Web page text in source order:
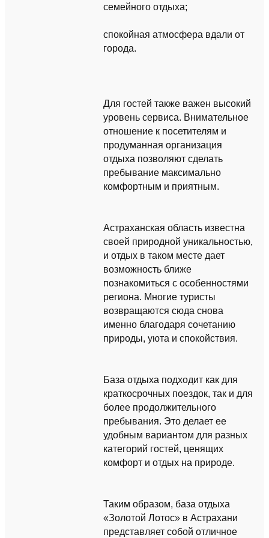
семейного отдыха;
спокойная атмосфера вдали от
города.
Для гостей также важен высокий
уровень сервиса. Внимательное
отношение к посетителям и
продуманная организация
отдыха позволяют сделать
пребывание максимально
комфортным и приятным.
Астраханская область известна
своей природной уникальностью,
и отдых в таком месте дает
возможность ближе
познакомиться с особенностями
региона. Многие туристы
возвращаются сюда снова
именно благодаря сочетанию
природы, уюта и спокойствия.
База отдыха подходит как для
краткосрочных поездок, так и для
более продолжительного
пребывания. Это делает ее
удобным вариантом для разных
категорий гостей, ценящих
комфорт и отдых на природе.
Таким образом, база отдыха
«Золотой Лотос» в Астрахани
представляет собой отличное